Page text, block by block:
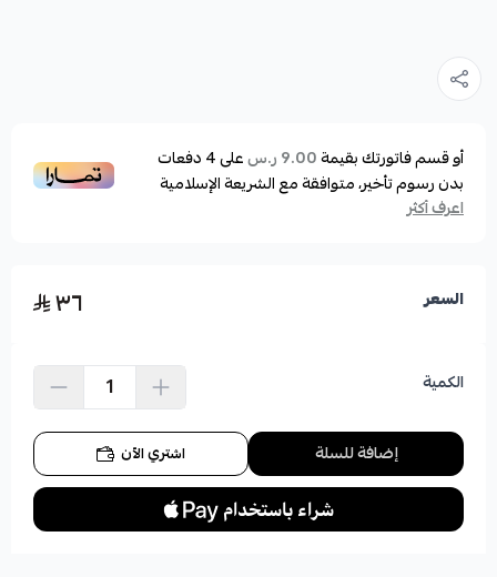
أو قسم فاتورتك بقيمة9.00 ر.س على4دفعات
بدون رسوم تأخير، متوافقة مع الشريعة الإسلامية
اعرف أكثر
السعر ٣٦
الكمية
إضافة للسلة اشتري الآن